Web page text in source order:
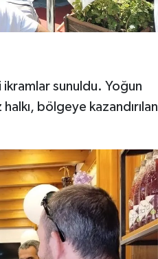
sunuldu. Yoğun
bölgeye kazandırılan